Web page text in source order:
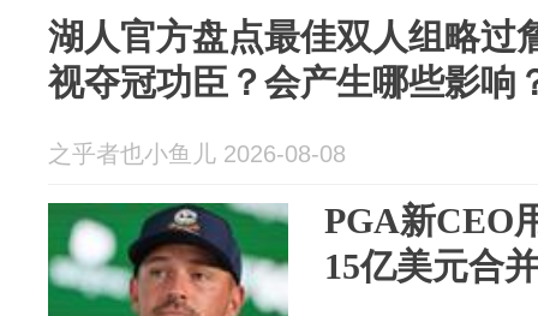
湖人官方盘点最佳双人组略过
视夺冠功臣？会产生哪些影响
之乎者也小鱼儿 2026-08-08
PGA新CEO
15亿美元合